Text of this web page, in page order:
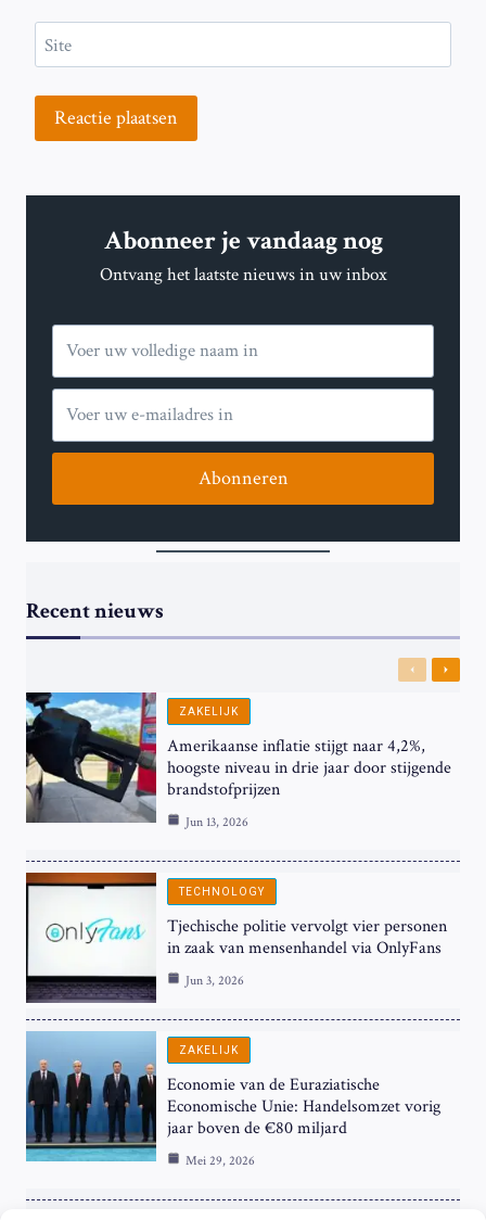
Site
Abonneer je vandaag nog
Ontvang het laatste nieuws in uw inbox
Abonneren
Recent nieuws
Previous
Next
ZAKELIJK
Amerikaanse inflatie stijgt naar 4,2%,
hoogste niveau in drie jaar door stijgende
brandstofprijzen
Jun 13, 2026
TECHNOLOGY
Tjechische politie vervolgt vier personen
in zaak van mensenhandel via OnlyFans
Jun 3, 2026
ZAKELIJK
Economie van de Euraziatische
Economische Unie: Handelsomzet vorig
jaar boven de €80 miljard
Mei 29, 2026